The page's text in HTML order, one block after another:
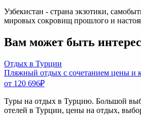
Узбекистан - страна экзотики,
мировых сокровищ прошлого и
Вам может быть
Отдых в Турции
Пляжный отдых с сочетанием цены и
от 120 696₽
Туры на отдых в Турцию. Большой
отелей в Турции, цены на отдых,